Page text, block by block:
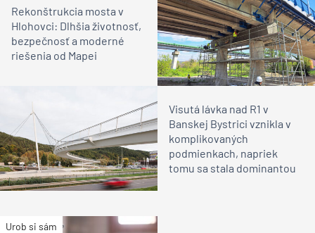
Rekonštrukcia mosta v
Hlohovci: Dlhšia životnosť,
bezpečnosť a moderné
riešenia od Mapei
Visutá lávka nad R1 v
Banskej Bystrici vznikla v
komplikovaných
podmienkach, napriek
tomu sa stala dominantou
Urob si sám